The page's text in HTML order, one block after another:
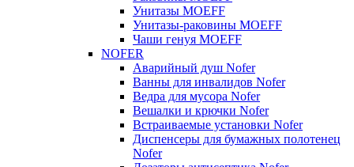
Унитазы MOEFF
Унитазы-раковины MOEFF
Чаши генуя MOEFF
NOFER
Аварийный душ Nofer
Ванны для инвалидов Nofer
Ведра для мусора Nofer
Вешалки и крючки Nofer
Встраиваемые установки Nofer
Диспенсеры для бумажных полотенец
Nofer